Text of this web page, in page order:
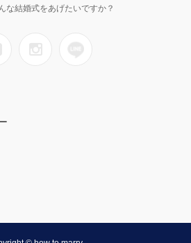
な結婚式をあげたいですか？